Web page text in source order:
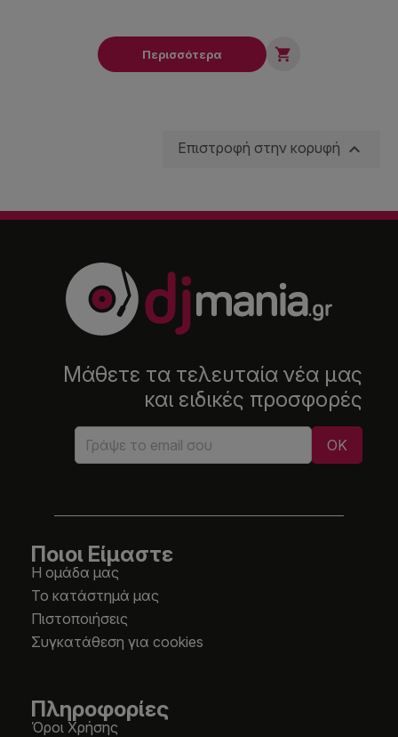
Περισσότερα 
Επιστροφή στην κορυφή 
Μάθετε τα τελευταία νέα μας
και ειδικές προσφορές
Ποιοι Είμαστε
Η ομάδα μας
Το κατάστημά μας
Πιστοποιήσεις
Συγκατάθεση για cookies
Πληροφορίες
Όροι Χρήσης